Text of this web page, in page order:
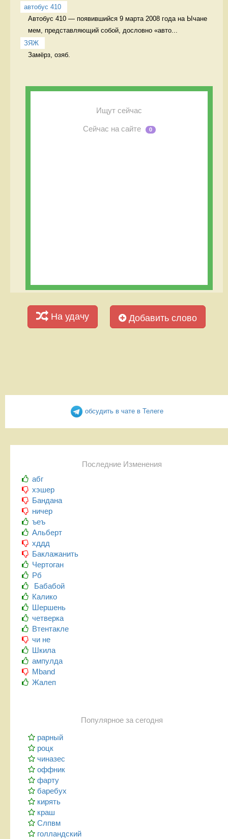
автобус 410
Автобус 410 — появившийся 9 марта 2008 года на Ычане
мем, представляющий собой, дословно «авто...
ЗЯЖ
Замёрз, озяб.
Ищут сейчас
Сейчас на сайте 0
На удачу Добавить слово
обсудить в чате в Телеге
Последние Изменения
абг
хэшер
Бандана
ничер
ъеъ
Альберт
хддд
Баклажанить
Чертоган
Рб
Бабабой
Калико
Шершень
четверка
Втентакле
чи не
Шкила
ампулда
Mband
Жалеп
Популярное за сегодня
рарный
роцк
чиназес
оффник
фарту
баребух
кирять
краш
Слпвм
голландский